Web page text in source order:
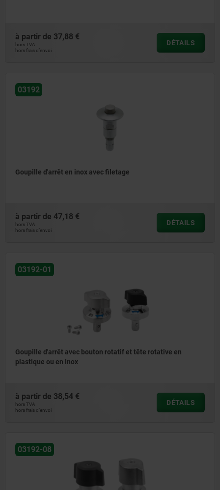
à partir de 37,88 €
hors TVA
hors frais d’envoi
DÉTAILS
03192
Goupille d'arrêt en inox avec filetage
à partir de 47,18 €
hors TVA
hors frais d’envoi
DÉTAILS
03192-01
Goupille d'arrêt avec bouton rotatif et tête rotative en
plastique ou en inox
à partir de 38,54 €
hors TVA
hors frais d’envoi
DÉTAILS
03192-08